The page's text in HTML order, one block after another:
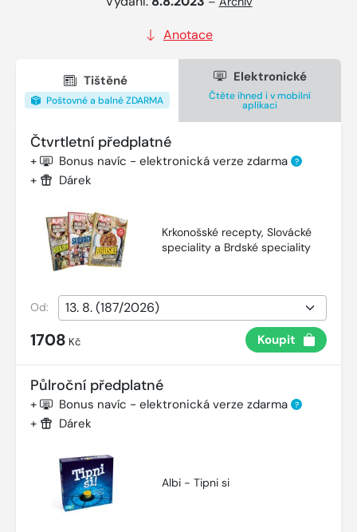
Anotace
Tištěné
Poštovné a balné ZDARMA
Elektronické
Čtěte ihned i v mobilní
aplikaci
Čtvrtletní předplatné
+ Bonus navíc - elektronická verze zdarma ?
+ Dárek
Krkonošské recepty, Slovácké
speciality a Brdské speciality
Od:
1708 Kč Koupit
Půlroční předplatné
+ Bonus navíc - elektronická verze zdarma ?
+ Dárek
Albi - Tipni si